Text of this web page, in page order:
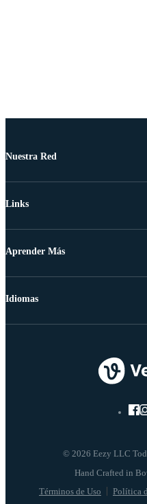
Nuestra Red
Links
Aprender Más
© 2026 Eezy LLC
Términos de Uso Política
Idiomas